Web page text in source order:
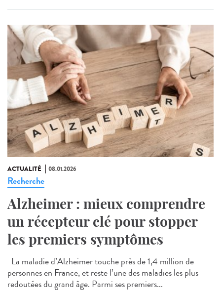
ACTUALITÉ 08.01.2026
Recherche
Alzheimer : mieux comprendre
un récepteur clé pour stopper
les premiers symptômes
La maladie d’Alzheimer touche près de 1,4 million de
personnes en France, et reste l’une des maladies les plus
redoutées du grand âge. Parmi ses premiers...